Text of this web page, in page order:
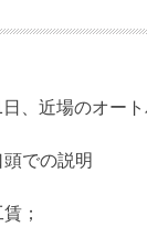
、近場のオー
での説明
；